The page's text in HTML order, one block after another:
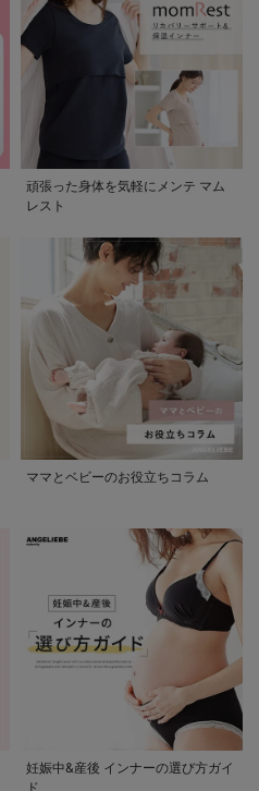
頑張った身体を気軽にメンテ マム
レスト
ママとベビーのお役立ちコラム
妊娠中&産後 インナーの選び方ガイ
ド